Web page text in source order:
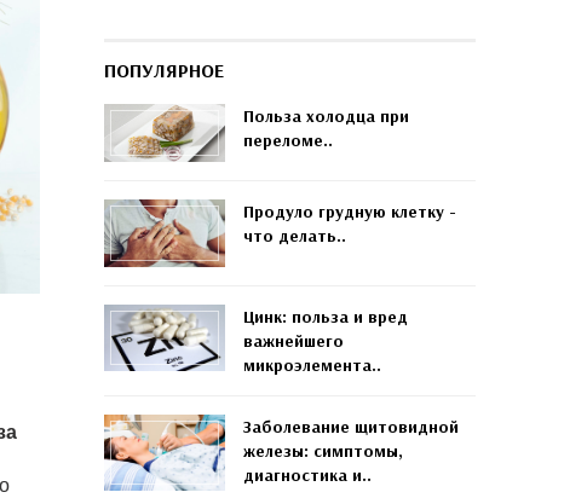
ПОПУЛЯРНОЕ
Польза холодца при
переломе..
Продуло грудную клетку -
что делать..
Цинк: польза и вред
важнейшего
микроэлемента..
Заболевание щитовидной
железы: симптомы,
диагностика и..